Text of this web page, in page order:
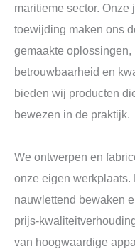
maritieme sector.
toewijding maken ons
gemaakte oplossingen,
betrouwbaarheid en
bieden wij producten
bewezen in de praktijk.
We ontwerpen en
onze eigen
nauwlettend bewaken
prijs-
van hoogwaardige